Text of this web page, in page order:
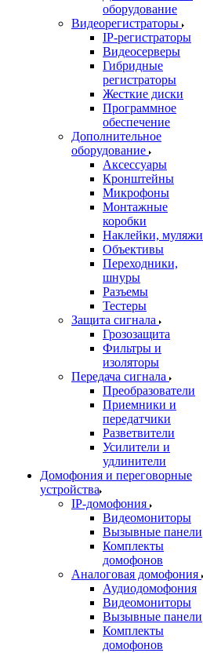
оборудование
Видеорегистраторы
IP-регистраторы
Видеосерверы
Гибридные
регистраторы
Жесткие диски
Программное
обеспечение
Дополнительное
оборудование
Аксессуары
Кронштейны
Микрофоны
Монтажные
коробки
Наклейки, муляжи
Объективы
Переходники,
шнуры
Разъемы
Тестеры
Защита сигнала
Грозозащита
Фильтры и
изоляторы
Передача сигнала
Преобразователи
Приемники и
передатчики
Разветвители
Усилители и
удлинители
Домофония и переговорные
устройства
IP-домофония
Видеомониторы
Вызывные панели
Комплекты
домофонов
Аналоговая домофония
Аудиодомофония
Видеомониторы
Вызывные панели
Комплекты
домофонов